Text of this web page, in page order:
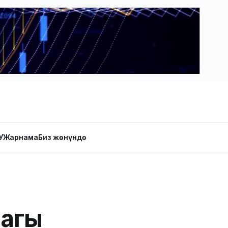
ЖарнамаБиз жөнүндө